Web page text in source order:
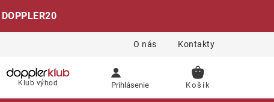
DOPPLER20
O nás Kontakty
Klub výhod Prihlásenie
NÁKUPNÝ